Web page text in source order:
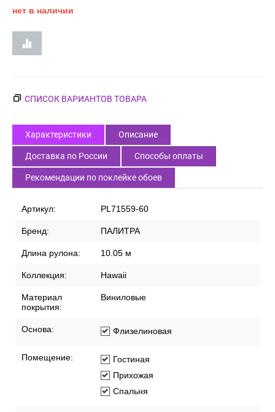
нет в наличии
СПИСОК ВАРИАНТОВ ТОВАРА
Характеристики Описание
Доставка по России Способы оплаты
Рекомендации по поклейке обоев
Артикул: PL71559-60
Бренд: ПАЛИТРА
Длина рулона: 10.05 м
Коллекция: Hawaii
Материал
покрытия:
Виниловые
Основа: Флизелиновая
Помещение:
Гостиная
Прихожая
Спальня